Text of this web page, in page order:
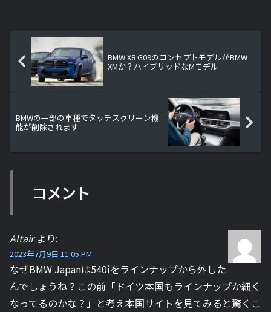
BMW X8 G09のコンセプトモデルがBMW
XMか？ハイブリッドなMモデル
BMWの一部の車種でタッチスクリーン機
能が削除されます
コメント
Altair より:
2023年7月9日 11:05 PM
なぜBMW Japanは540iをラインナップから外した
んでしょうね？この前「ドイツ本国もラインナップか細く
なってるのかな？」と考え本国サイトを見てみると驚くこ